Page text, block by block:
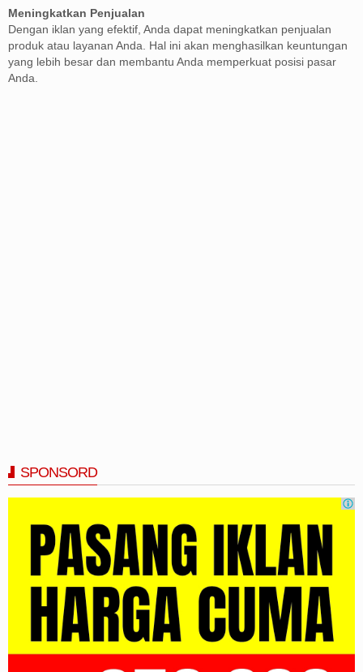
Meningkatkan Penjualan
Dengan iklan yang efektif, Anda dapat meningkatkan penjualan
produk atau layanan Anda. Hal ini akan menghasilkan keuntungan
yang lebih besar dan membantu Anda memperkuat posisi pasar
Anda.
SPONSORD